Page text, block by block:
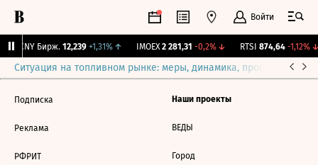
Войти
CNY Бирж. 12,239 +1,31%↑ IMOEX 2 281,31 -0,2%↓ RTSI 874,64 -1,12%↓
Ситуация на топливном рынке: меры, динамика, прогнозы
Подписка
Реклама
РФРИТ
Наши проекты
ВЕДЫ
Город